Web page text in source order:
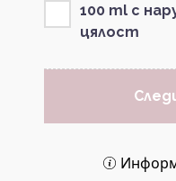
100 ml с
цялост